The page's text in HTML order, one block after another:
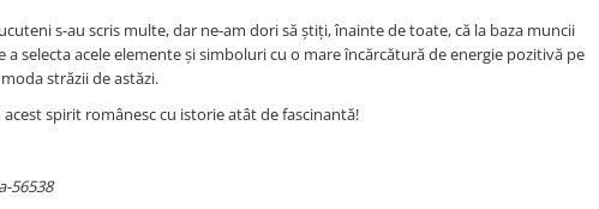
s-au scris multe, dar ne-am dori să știți, înainte de toate, că la baza muncii
selecta acele elemente și simboluri cu o mare încărcătură de energie pozitivă pe
străzii de astăzi.
spirit românesc cu istorie atât de fascinantă!
56538